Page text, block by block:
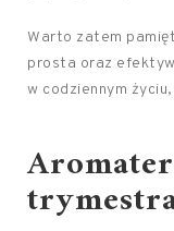
Warto zatem
prosta oraz
w codziennym